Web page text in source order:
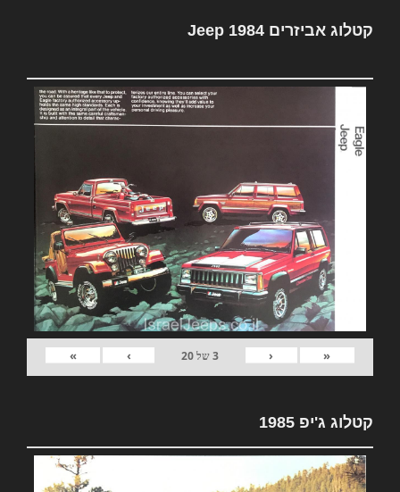
קטלוג אביזרים Jeep 1984
«
‹
3של20
›
»
קטלוג ג'יפ 1985